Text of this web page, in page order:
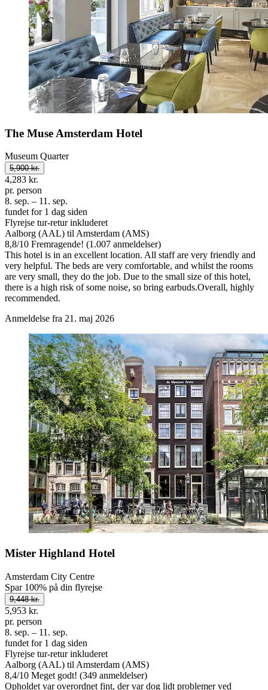
The Muse Amsterdam Hotel
Museum Quarter
5,900 kr.
4,283 kr.
pr. person
8. sep. – 11. sep.
fundet for 1 dag siden
Flyrejse tur-retur inkluderet
Aalborg (AAL) til Amsterdam (AMS)
8,8/10 Fremragende! (1.007 anmeldelser)
This hotel is in an excellent location. All staff are very friendly and
very helpful. The beds are very comfortable, and whilst the rooms
are very small, they do the job. Due to the small size of this hotel,
there is a high risk of some noise, so bring earbuds.Overall, highly
recommended.
Anmeldelse fra 21. maj 2026
Mister Highland Hotel
Amsterdam City Centre
Spar 100% på din flyrejse
9,448 kr.
5,953 kr.
pr. person
8. sep. – 11. sep.
fundet for 1 dag siden
Flyrejse tur-retur inkluderet
Aalborg (AAL) til Amsterdam (AMS)
8,4/10 Meget godt! (349 anmeldelser)
Opholdet var overordnet fint, der var dog lidt problemer ved